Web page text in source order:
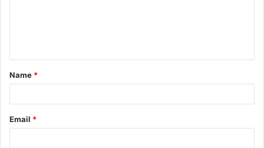
Name *
Email *